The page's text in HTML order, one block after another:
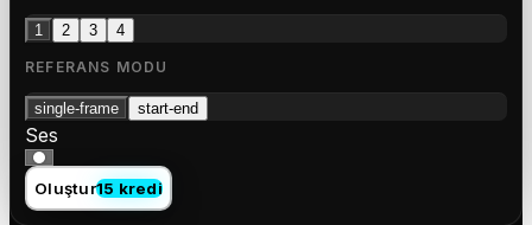
1 2 3 4
REFERANS MODU
single-frame start-end
Ses
Oluştur15 kredi